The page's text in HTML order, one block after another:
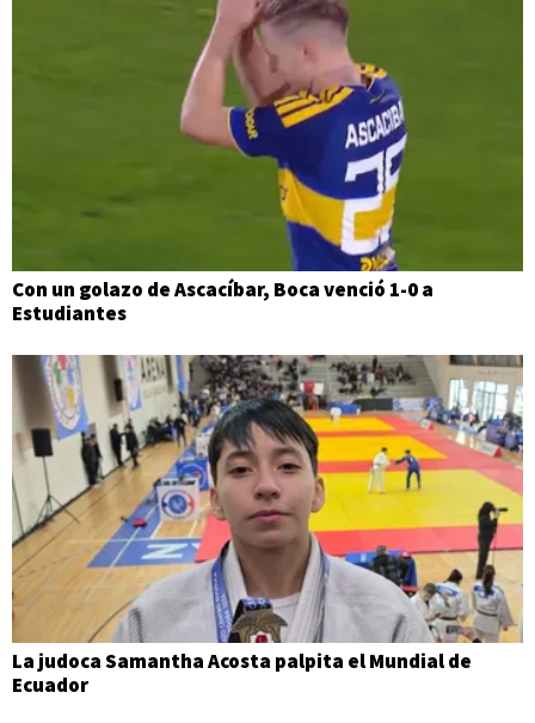
Con un golazo de Ascacíbar, Boca venció 1-0 a
Estudiantes
La judoca Samantha Acosta palpita el Mundial de
Ecuador